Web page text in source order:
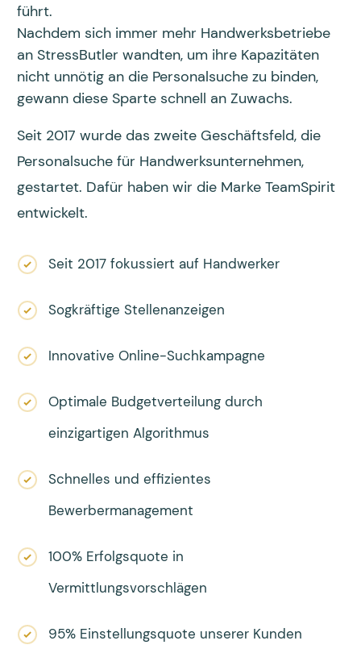
führt.
Nachdem sich immer mehr Handwerksbetriebe
an StressButler wandten, um ihre Kapazitäten
nicht unnötig an die Personalsuche zu binden,
gewann diese Sparte schnell an Zuwachs.
Seit 2017 wurde das zweite Geschäftsfeld, die
Personalsuche für Handwerksunternehmen,
gestartet. Dafür haben wir die Marke TeamSpirit
entwickelt.
Seit 2017 fokussiert auf Handwerker
Sogkräftige Stellenanzeigen
Innovative Online-Suchkampagne
Optimale Budgetverteilung durch
einzigartigen Algorithmus
Schnelles und effizientes
Bewerbermanagement
100% Erfolgsquote in
Vermittlungsvorschlägen
95% Einstellungsquote unserer Kunden